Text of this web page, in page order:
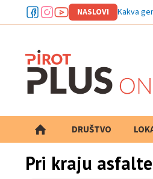
NASLOVI Kakva
DRUŠTVO
Pri kraju